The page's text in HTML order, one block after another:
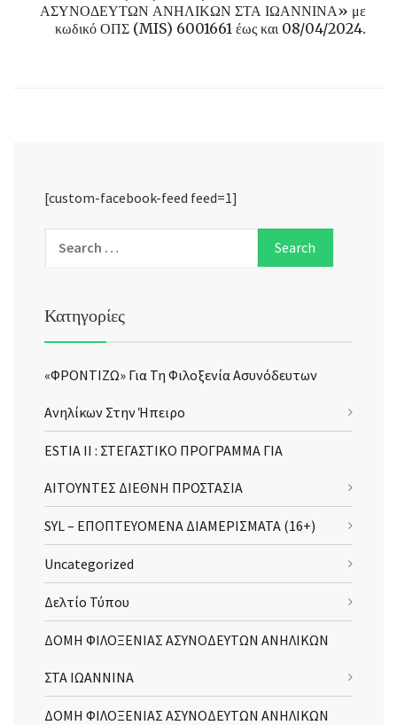
ΑΣΥΝΟΔΕΥΤΩΝ ΑΝΗΛΙΚΩΝ ΣΤΑ ΙΩΑΝΝΙΝΑ» με
κωδικό ΟΠΣ (MIS) 6001661 έως και 08/04/2024.
[custom-facebook-feed feed=1]
Κατηγορίες
«ΦΡΟΝΤΙΖΩ» Για Τη Φιλοξενία Ασυνόδευτων
Ανηλίκων Στην Ήπειρο
ESTIA II : ΣΤΕΓΑΣΤΙΚΟ ΠΡΟΓΡΑΜΜΑ ΓΙΑ
ΑΙΤΟΥΝΤΕΣ ΔΙΕΘΝΗ ΠΡΟΣΤΑΣΙΑ
SYL – ΕΠΟΠΤΕΥΟΜΕΝΑ ΔΙΑΜΕΡΙΣΜΑΤΑ (16+)
Uncategorized
Δελτίο Τύπου
ΔΟΜΗ ΦΙΛΟΞΕΝΙΑΣ ΑΣΥΝΟΔΕΥΤΩΝ ΑΝΗΛΙΚΩΝ
ΣΤΑ ΙΩΑΝΝΙΝΑ
ΔΟΜΗ ΦΙΛΟΞΕΝΙΑΣ ΑΣΥΝΟΔΕΥΤΩΝ ΑΝΗΛΙΚΩΝ